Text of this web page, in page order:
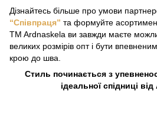
Дізнайтесь більше про умови
“Співпраця” та формуйте
TM Ardnaskela ви завжди маєте
великих розмірів опт і бути
крою до шва.
Стиль починається з
ідеальної спідниці